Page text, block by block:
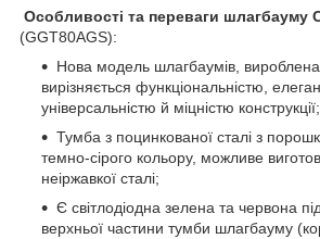
Особливості та переваги шлагбауму
(GGT80AGS):
Нова модель шлагбаумів, вироблена
вирізняється функціональністю,
універсальністю й міцністю конструкції;
Тумба з поцинкованої сталі з
темно-сірого кольору, можливе
неіржавкої сталі;
Є світлодіодна зелена та червона
верхньої частини тумби шлагбауму